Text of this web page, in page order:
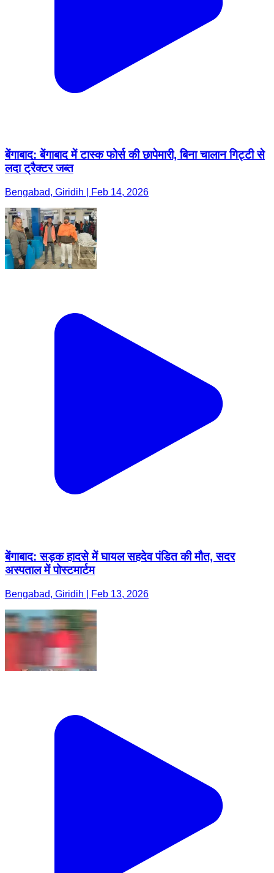
बेंगाबाद: बेंगाबाद में टास्क फोर्स की छापेमारी, बिना चालान गिट्टी से
लदा ट्रैक्टर जब्त
Bengabad, Giridih | Feb 14, 2026
बेंगाबाद: सड़क हादसे में घायल सहदेव पंडित की मौत, सदर
अस्पताल में पोस्टमार्टम
Bengabad, Giridih | Feb 13, 2026